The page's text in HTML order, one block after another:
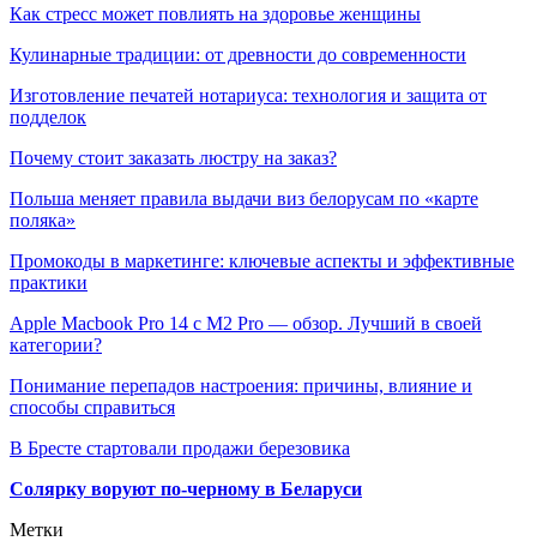
Как стресс может повлиять на здоровье женщины
Кулинарные традиции: от древности до современности
Изготовление печатей нотариуса: технология и защита от
подделок
Почему стоит заказать люстру на заказ?
Польша меняет правила выдачи виз белорусам по «карте
поляка»
Промокоды в маркетинге: ключевые аспекты и эффективные
практики
Apple Macbook Pro 14 с M2 Pro — обзор. Лучший в своей
категории?
Понимание перепадов настроения: причины, влияние и
способы справиться
В Бресте стартовали продажи березовика
Солярку воруют по-черному в Беларуси
Метки